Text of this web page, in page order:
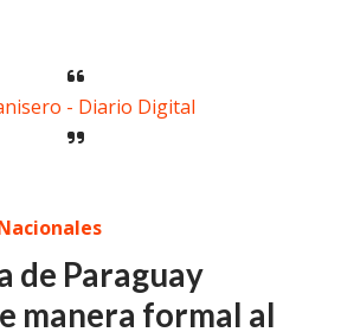
- Diario Digital
de Paraguay
manera formal al